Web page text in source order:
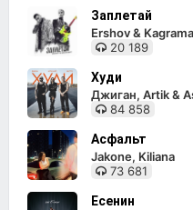
Заплетай
Ershov &
20 189
Худи
Джиган, Artik &
84 858
Асфальт
Jakone, Kiliana
73 681
Есенин